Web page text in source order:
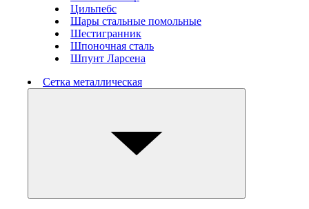
Цильпебс
Шары стальные помольные
Шестигранник
Шпоночная сталь
Шпунт Ларсена
Сетка металлическая